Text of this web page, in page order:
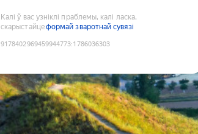
Калі ў вас узніклі праблемы, калі ласка,
скарыстайцеформай зваротнай сувязі
9178402969459944773:1786036303